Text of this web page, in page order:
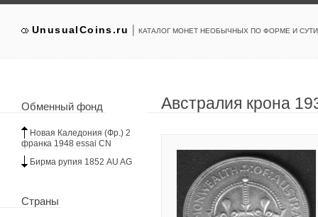
UnusualCoins.ru | КАТАЛОГ МОНЕТ НЕОБЫЧНЫХ ПО ФОРМЕ И
Обменный фонд
Новая Каледония (Фр.) 2
франка 1948 essai CN
Бирма рупия 1852 AU AG
Страны
Австралия крона